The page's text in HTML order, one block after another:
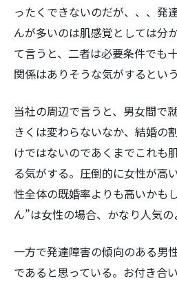
ったくできないのだが、、、発
んが多いのは肌感覚としては分
て言うと、二者は必要条件でも
関係はありそうな気がするという
当社の周辺で言うと、男女間で
きくは変わらないなか、結婚の
けではないのであくまでこれも
る気がする。圧倒的に女性が高
性全体の既婚率よりも高いかも
ん”は女性の場合、かなり人気の
一方で発達障害の傾向のある男
であると思っている。お付き合